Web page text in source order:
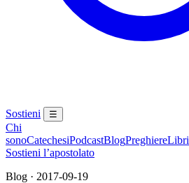
Sostieni ☰
Chi
sonoCatechesiPodcastBlogPreghiereLibri
Sostieni l’apostolato
Blog · 2017-09-19